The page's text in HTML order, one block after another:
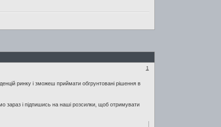
1
ринку і зможеш приймати обгрунтовані рішення в
зараз і підпишись на наші розсилки, щоб отримувати